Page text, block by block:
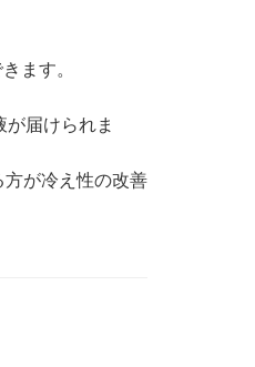
ます。
届けられま
が冷え性の改善